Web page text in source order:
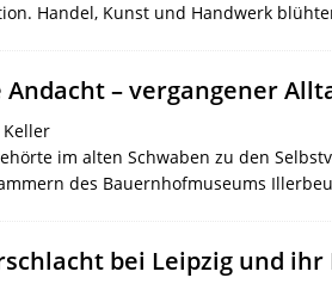
Handel, Kunst und Handwerk
Andacht – vergangener
im alten Schwaben zu den
des Bauernhofmuseums
bei Leipzig und ihr